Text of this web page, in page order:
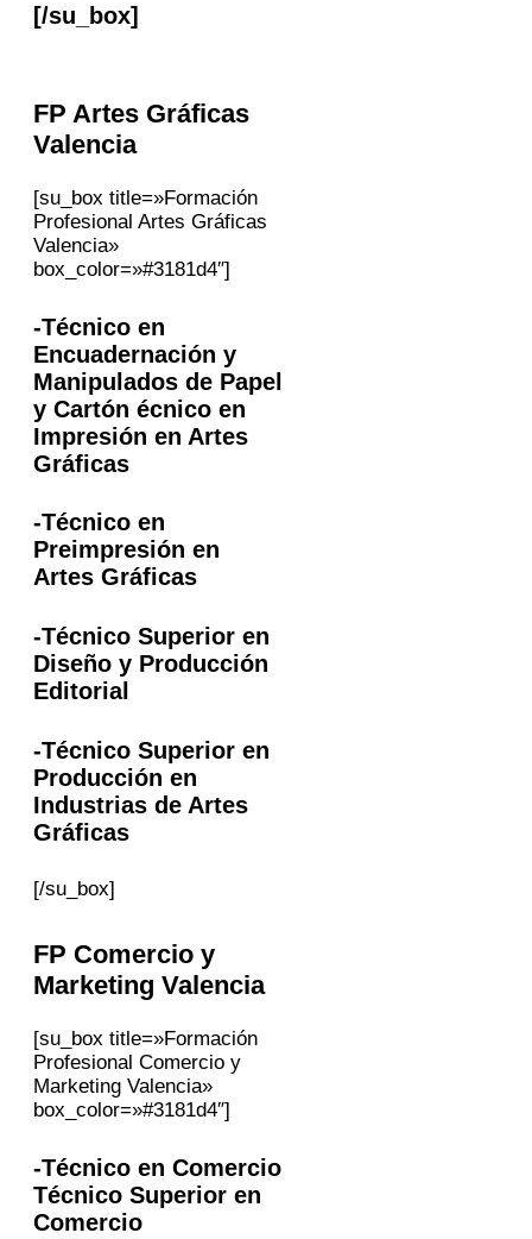
[/su_box]
FP Artes Gráficas
Valencia
[su_box title=»Formación
Profesional Artes Gráficas
Valencia»
box_color=»#3181d4″]
-Técnico en
Encuadernación y
Manipulados de Papel
y Cartón écnico en
Impresión en Artes
Gráficas
-Técnico en
Preimpresión en
Artes Gráficas
-Técnico Superior en
Diseño y Producción
Editorial
-Técnico Superior en
Producción en
Industrias de Artes
Gráficas
[/su_box]
FP Comercio y
Marketing Valencia
[su_box title=»Formación
Profesional Comercio y
Marketing Valencia»
box_color=»#3181d4″]
-Técnico en Comercio
Técnico Superior en
Comercio